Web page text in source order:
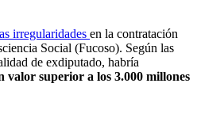
irregularidades en la contratación
Social (Fucoso). Según las
de exdiputado, habría
valor superior a los 3.000 millones